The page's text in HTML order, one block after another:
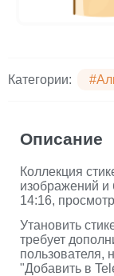
Категории:
Описание
Коллекция
изображений и
14:16,
Утановить
требует
пользователя,
"Добавить в